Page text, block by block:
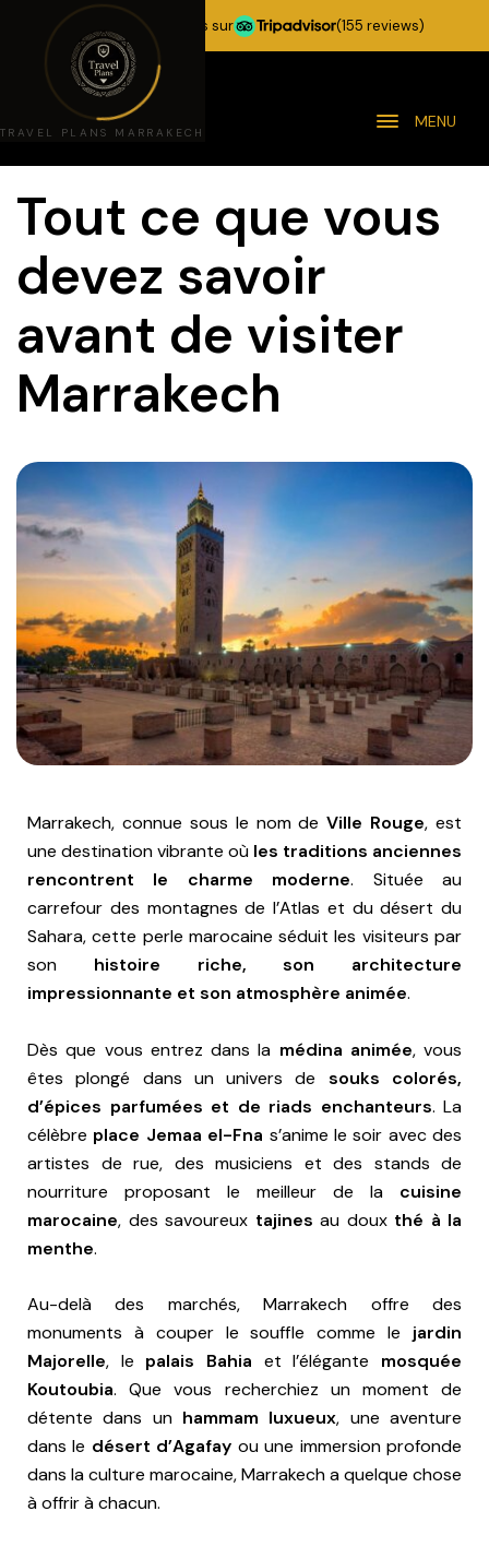
TRAVEL PLANS MARRAKECH
5,0 étoiles sur (155 reviews)
MENU
Tout ce que vous
devez savoir
avant de visiter
Marrakech
Marrakech, connue sous le nom deVille Rouge, est
une destination vibrante où les traditions anciennes
rencontrent le charme moderne. Située au
carrefour des montagnes de l’Atlas et du désert du
Sahara, cette perle marocaine séduit les visiteurs par
son histoire riche, son architecture
impressionnante et son atmosphère animée.
Dès que vous entrez dans la médina animée, vous
êtes plongé dans un univers de souks colorés,
d’épices parfumées et de riads enchanteurs. La
célèbre place Jemaa el-Fna s’anime le soir avec des
artistes de rue, des musiciens et des stands de
nourriture proposant le meilleur de la cuisine
marocaine, des savoureux tajines au doux thé à la
menthe.
Au-delà des marchés, Marrakech offre des
monuments à couper le souffle comme le jardin
Majorelle, le palais Bahia et l’élégante mosquée
Koutoubia. Que vous recherchiez un moment de
détente dans un hammam luxueux, une aventure
dans le désert d’Agafay ou une immersion profonde
dans la culture marocaine, Marrakech a quelque chose
à offrir à chacun.